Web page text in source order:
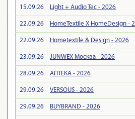
15.09.26 Light + Audio Tec - 2026
22.09.26 HomeTextile X HomeDesign -
22.09.26 Hometextile & Design - 2026
23.09.26 JUNWEX Москва - 2026
28.09.26 АПТЕКА - 2026
29.09.26 VERSOUS - 2026
29.09.26 BUYBRAND - 2026